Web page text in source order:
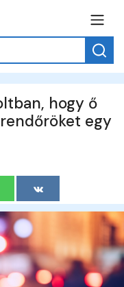
hogy ő
egy